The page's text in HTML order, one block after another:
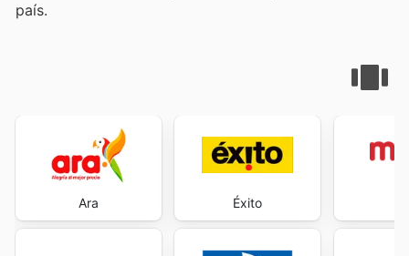
país.
Ara Éxito